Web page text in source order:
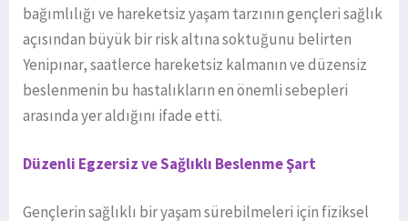
bağımlılığı ve hareketsiz yaşam tarzının gençleri sağlık
açısından büyük bir risk altına soktuğunu belirten
Yenipınar, saatlerce hareketsiz kalmanın ve düzensiz
beslenmenin bu hastalıkların en önemli sebepleri
arasında yer aldığını ifade etti.
Düzenli Egzersiz ve Sağlıklı Beslenme Şart
Gençlerin sağlıklı bir yaşam sürebilmeleri için fiziksel